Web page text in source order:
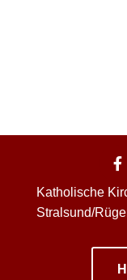
Katholische
Stralsund/